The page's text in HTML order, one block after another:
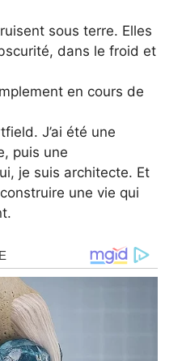
sous terre. Elles
dans le froid et
en cours de
J’ai été une
puis une
je suis architecte. Et
une vie qui